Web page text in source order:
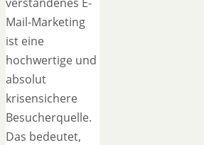
Mail-Marketing
ist eine
hochwertige und
absolut
krisensichere
Besucherquelle.
Das bedeutet,